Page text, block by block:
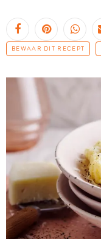
BEWAAR DIT RECEPT